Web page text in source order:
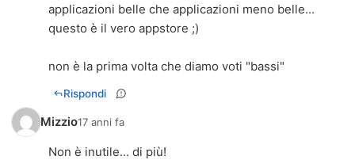
applicazioni belle che applicazioni meno belle...
questo è il vero appstore ;)
non è la prima volta che diamo voti "bassi"
Rispondi
Mizzio17 anni fa
Non è inutile... di più!